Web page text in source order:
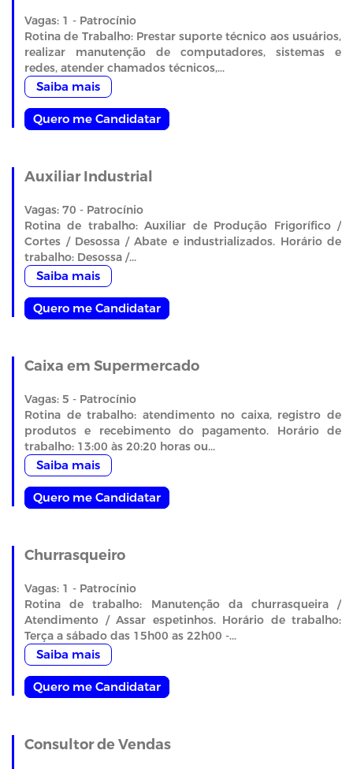
Vagas: 1 - Patrocínio
Rotina de Trabalho: Prestar suporte técnico aos usuários,
realizar manutenção de computadores, sistemas e
redes, atender chamados técnicos,...
Saiba mais
Quero me Candidatar
Auxiliar Industrial
Vagas: 70 - Patrocínio
Rotina de trabalho: Auxiliar de Produção Frigorífico /
Cortes / Desossa / Abate e industrializados. Horário de
trabalho: Desossa /...
Saiba mais
Quero me Candidatar
Caixa em Supermercado
Vagas: 5 - Patrocínio
Rotina de trabalho: atendimento no caixa, registro de
produtos e recebimento do pagamento. Horário de
trabalho: 13:00 às 20:20 horas ou...
Saiba mais
Quero me Candidatar
Churrasqueiro
Vagas: 1 - Patrocínio
Rotina de trabalho: Manutenção da churrasqueira /
Atendimento / Assar espetinhos. Horário de trabalho:
Terça a sábado das 15h00 as 22h00 -...
Saiba mais
Quero me Candidatar
Consultor de Vendas